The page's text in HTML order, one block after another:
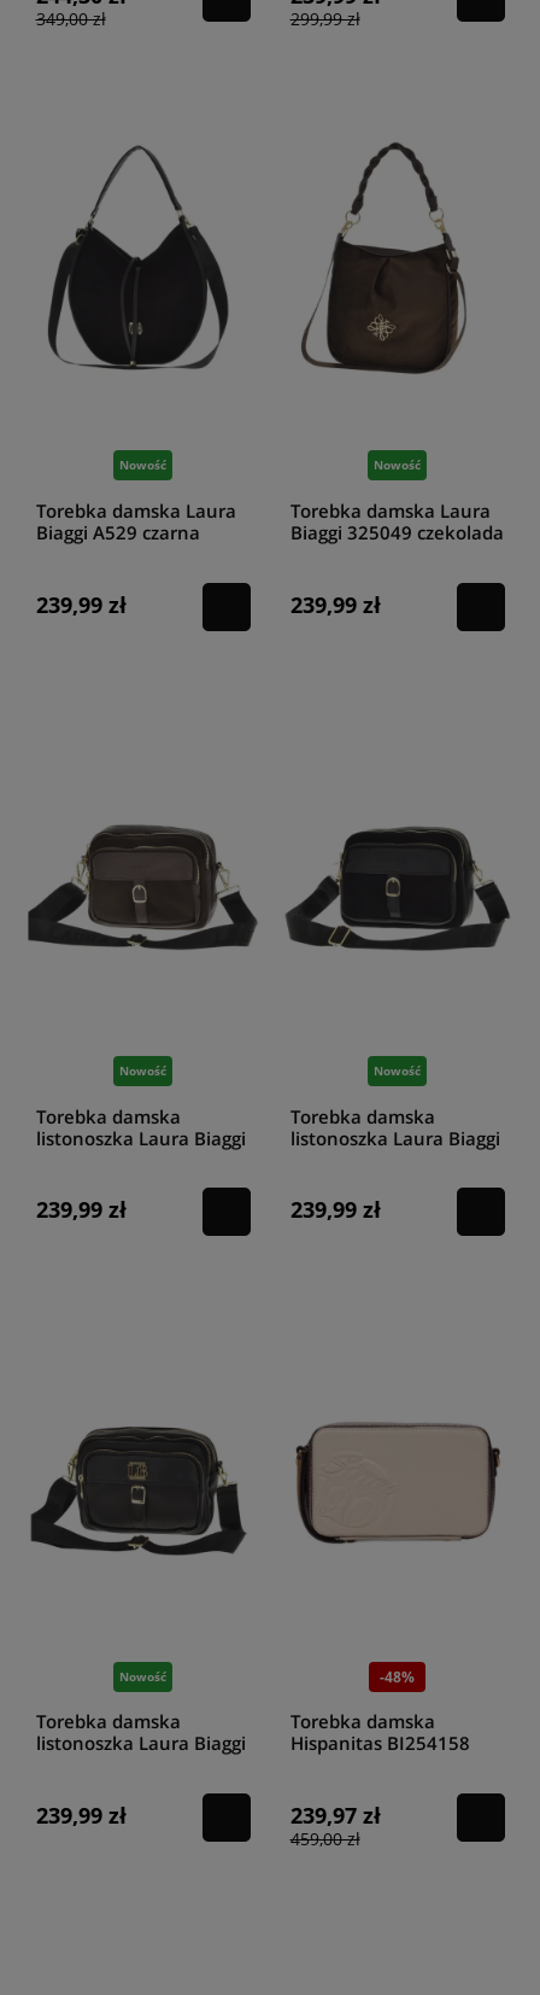
349,00 zł 299,99 zł
Nowość
Torebka damska Laura
Biaggi A529 czarna
239,99 zł
Nowość
Torebka damska Laura
Biaggi 325049 czekolada
239,99 zł
Nowość
Torebka damska
listonoszka Laura Biaggi
239,99 zł
Nowość
Torebka damska
listonoszka Laura Biaggi
239,99 zł
Nowość
Torebka damska
listonoszka Laura Biaggi
239,99 zł
-48%
Torebka damska
Hispanitas BI254158
239,97 zł
459,00 zł